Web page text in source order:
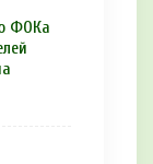
ФОКа